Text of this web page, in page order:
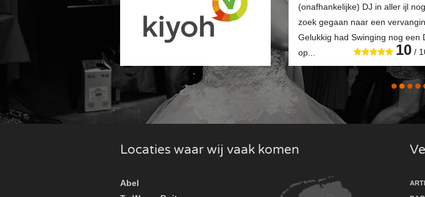
(onafhankelijke) DJ in aller ijl
zoek gegaan naar een
Gelukkig had Swinging nog een
op...
10 /
Locaties waar wij vaak komen
Abel